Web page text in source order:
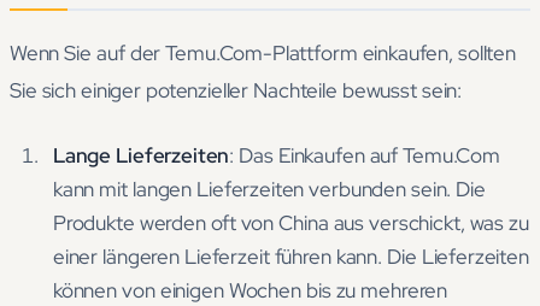
Wenn Sie auf der Temu.Com-Plattform einkaufen, sollten
Sie sich einiger potenzieller Nachteile bewusst sein:
Lange Lieferzeiten: Das Einkaufen auf Temu.Com
kann mit langen Lieferzeiten verbunden sein. Die
Produkte werden oft von China aus verschickt, was zu
einer längeren Lieferzeit führen kann. Die Lieferzeiten
können von einigen Wochen bis zu mehreren